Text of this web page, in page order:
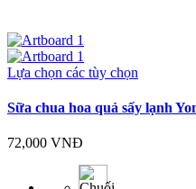
Lựa chọn các tùy chọn
Sữa chua hoa quả sấy lạnh
72,000 VNĐ